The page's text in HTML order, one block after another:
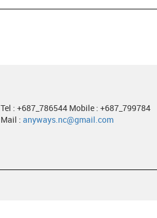
Tel : +687_786544 Mobile : +687_799784
Mail : anyways.nc@gmail.com